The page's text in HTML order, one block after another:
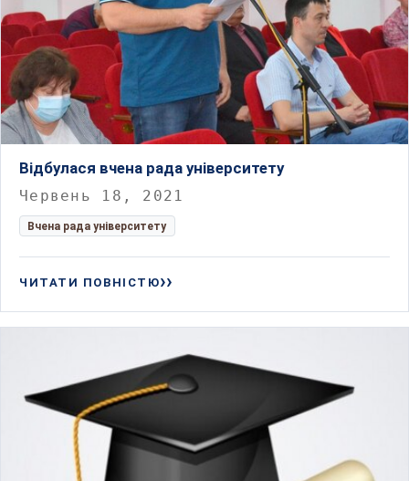
Відбулася вчена рада університету
Червень 18, 2021
Вчена рада університету
ЧИТАТИ ПОВНІСТЮ